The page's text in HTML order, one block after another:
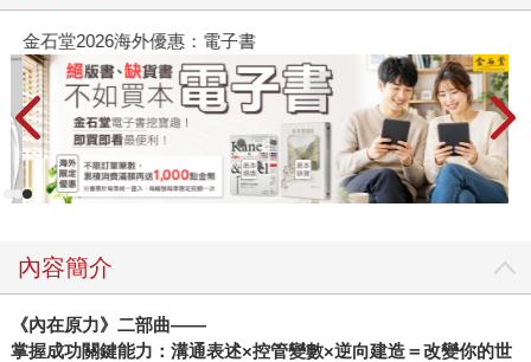
金石堂2026海外優惠：電子書
內容簡介
《內在原力》二部曲——
掌握成功關鍵能力：溝通表述×控管變數×逆向建造＝改變你的世